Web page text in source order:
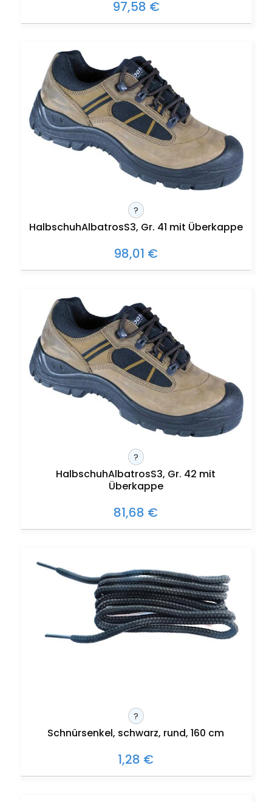
97,58 €
?
HalbschuhAlbatrosS3, Gr. 41 mit Überkappe
98,01 €
?
HalbschuhAlbatrosS3, Gr. 42 mit
Überkappe
81,68 €
?
Schnürsenkel, schwarz, rund, 160 cm
1,28 €